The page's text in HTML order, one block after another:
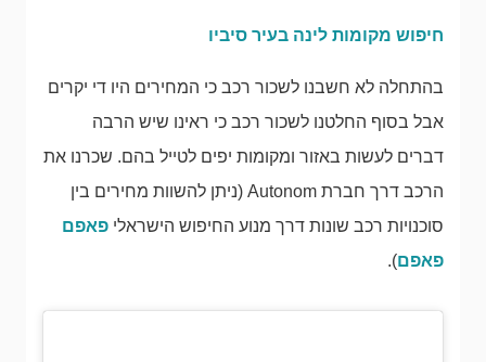
חיפוש מקומות לינה בעיר סיביו
בהתחלה לא חשבנו לשכור רכב כי המחירים היו די יקרים
אבל בסוף החלטנו לשכור רכב כי ראינו שיש הרבה
דברים לעשות באזור ומקומות יפים לטייל בהם. שכרנו את
הרכב דרך חברת Autonom (ניתן להשוות מחירים בין
סוכנויות רכב שונות דרך מנוע החיפוש הישראלי פאפם
פאפם).